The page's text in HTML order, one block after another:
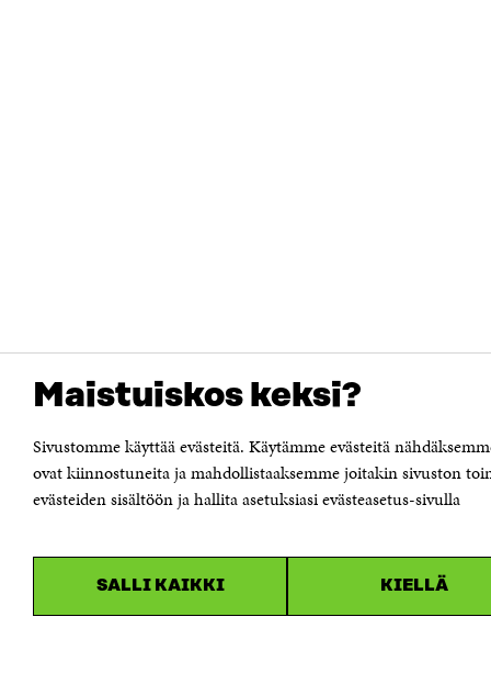
Maistuiskos keksi?
Sivustomme käyttää evästeitä. Käytämme evästeitä
ovat kiinnostuneita ja mahdollistaaksemme joitakin sivuston
evästeiden sisältöön ja hallita asetuksiasi evästeasetus-sivulla
SALLI KAIKKI KIELLÄ